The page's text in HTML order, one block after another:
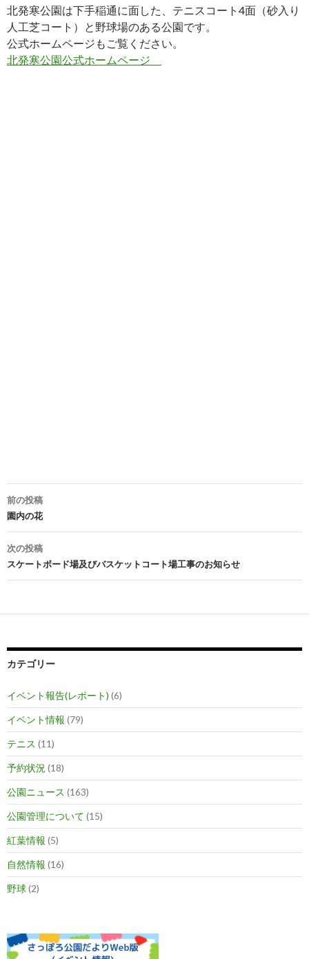
北発寒公園は下手稲通に面した、テニスコート4面（砂入り
人工芝コート）と野球場のある公園です。
公式ホームページもご覧ください。
北発寒公園公式ホームページ
投
稿
ナ
ビ
ー
シ
ョ
ン
前の投稿
園内の花
次の投稿
スケートボード場及びバスケットコート場工事のお知らせ
カテゴリー
イベント報告(レポート) (6)
イベント情報 (79)
テニス (11)
予約状況 (18)
公園ニュース (163)
公園管理について (15)
紅葉情報 (5)
自然情報 (16)
野球(2)